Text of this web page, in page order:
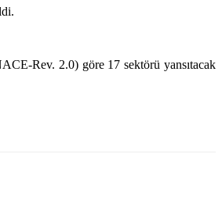
Rev. 2.0) göre 17 sektörü yansıtacak